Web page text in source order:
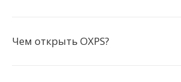
Чем открыть OXPS?